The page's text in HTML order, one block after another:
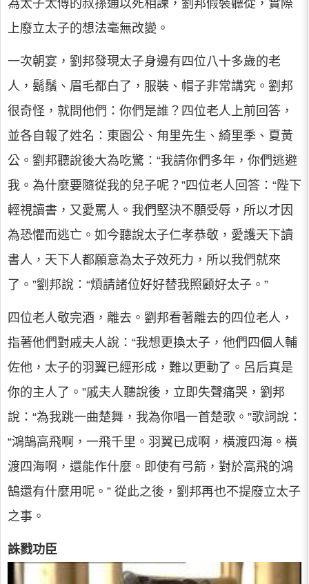
為太子太傅的叔孫通以死相諫，劉邦假裝聽從，實際
上廢立太子的想法毫無改變。
一次朝宴，劉邦發現太子身邊有四位八十多歲的老
人，鬍鬚、眉毛都白了，服裝、帽子非常講究。劉邦
很奇怪，就問他們：你們是誰？四位老人上前回答，
並各自報了姓名：東園公、甪里先生、綺里季、夏黃
公。劉邦聽說後大為吃驚：“我請你們多年，你們逃避
我。為什麼要隨從我的兒子呢？”四位老人回答：“陛下
輕視讀書，又愛罵人。我們堅決不願受辱，所以才因
為恐懼而逃亡。如今聽說太子仁孝恭敬，愛護天下讀
書人，天下人都願意為太子效死力，所以我們就來
了。”劉邦說：“煩請諸位好好替我照顧好太子。”
四位老人敬完酒，離去。劉邦看著離去的四位老人，
指著他們對戚夫人說：“我想更換太子，他們四個人輔
佐他，太子的羽翼已經形成，難以更動了。呂后真是
你的主人了。”戚夫人聽說後，立即失聲痛哭，劉邦
說：“為我跳一曲楚舞，我為你唱一首楚歌。”歌詞說：
“鴻鵠高飛啊，一飛千里。羽翼已成啊，橫渡四海。橫
渡四海啊，還能作什麼。即使有弓箭，對於高飛的鴻
鵠還有什麼用呢。” 從此之後，劉邦再也不提廢立太子
之事。
誅戮功臣